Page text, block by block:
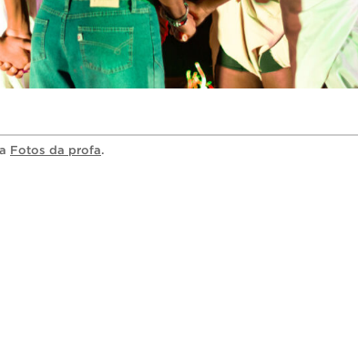
Fotos da profa.